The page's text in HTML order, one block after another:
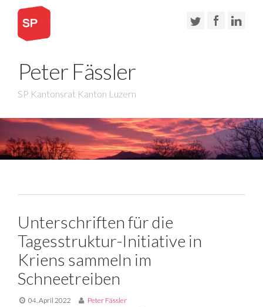
Peter Fässler
SP Kantonsrat Kanton Luzern
Unterschriften für die
Tagesstruktur-Initiative in
Kriens sammeln im
Schneetreiben
04. April 2022
Peter Fässler